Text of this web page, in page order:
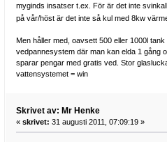
myginds insatser t.ex. För är det inte
på vår/höst är det inte så kul med 8kw
Men håller med, oavsett 500 eller 1000l
vedpannesystem där man kan elda 1 gång
sparar pengar med gratis ved. Stor
vattensystemet = win
Skrivet av: Mr Henke
« skrivet: 31 augusti 2011, 07:09:19 »